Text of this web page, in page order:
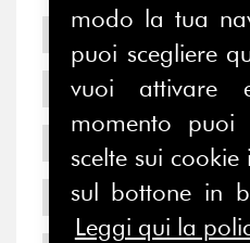
modo la tua
puoi scegliere
vuoi attivare
momento puoi
scelte sui
sul bottone in
Leggi qui la